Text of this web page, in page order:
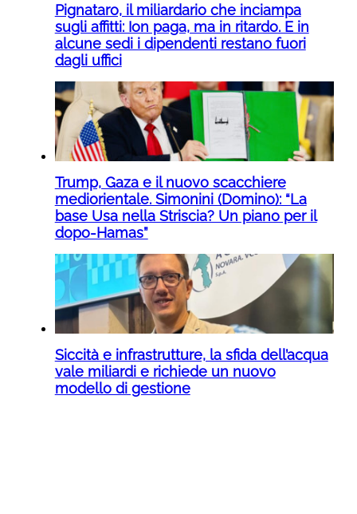
Pignataro, il miliardario che inciampa
sugli affitti: Ion paga, ma in ritardo. E in
alcune sedi i dipendenti restano fuori
dagli uffici
Trump, Gaza e il nuovo scacchiere
mediorientale. Simonini (Domino): “La
base Usa nella Striscia? Un piano per il
dopo-Hamas”
Siccità e infrastrutture, la sfida dell’acqua
vale miliardi e richiede un nuovo
modello di gestione